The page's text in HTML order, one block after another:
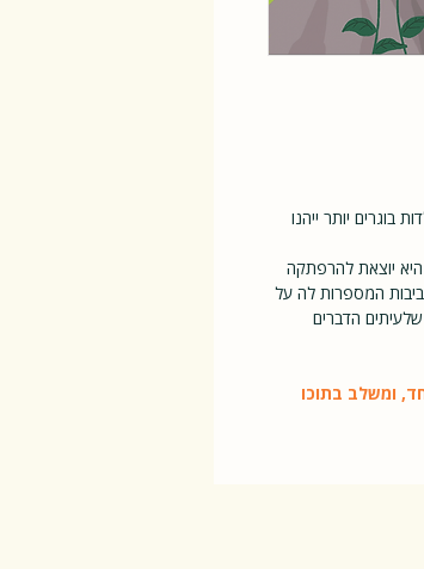
לגילאי 0-5 (גם ילדים וילדות בוגרים יותר ייהנו
יוצאת להרפתקה
המספרות לה על
הדברים
ומשלב בתוכו